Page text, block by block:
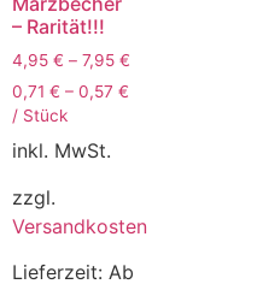
– Rarität!!!
4,95 € – 7,95 €
0,71 € – 0,57 €
/ Stück
inkl. MwSt.
zzgl.
Versandkosten
Lieferzeit: Ab